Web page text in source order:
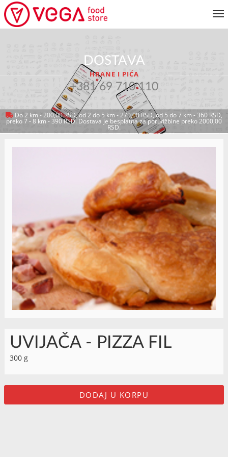
KORISNIČKI SERVISDOSTAVA
HRANE I PIĆA
+381 69 710 110
Do 2 km - 200,00 RSD, od 2 do 5 km - 270,00 RSD, od 5 do 7 km - 360 RSD,
preko 7 - 8 km - 390 RSD. Dostava je besplatna za porudžbine preko 2000,00
RSD.
VRATI SE NA JELOVNIK
UVIJAČA - PIZZA FIL
300 g
DODAJ U KORPU